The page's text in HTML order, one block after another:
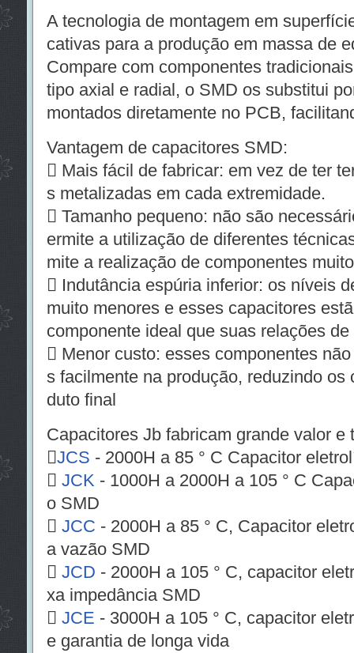
A tecnologia de montagem em
cativas para a produção em massa de
Compare com componentes
tipo axial e radial, o SMD os substitui
montados diretamente no PCB,
Vantagem de capacitores SMD:
 Mais fácil de fabricar: em vez de ter
s metalizadas em cada extremidade.
 Tamanho pequeno: não são
ermite a utilização de diferentes
mite a realização de componentes
 Indutância espúria inferior: os níveis
muito menores e esses capacitores
componente ideal que suas relações de
 Menor custo: esses componentes
s facilmente na produção, reduzindo os
duto final
Capacitores Jb fabricam grande valor e
JCS - 2000H a 85 ° C Capacitor
 JCK - 1000H a 2000H a 105 ° C
o SMD
 JCC - 2000H a 85 ° C, Capacitor
a vazão SMD
 JCD - 2000H a 105 ° C, capacitor
xa impedância SMD
 JCE - 3000H a 105 ° C, capacitor
e garantia de longa vida